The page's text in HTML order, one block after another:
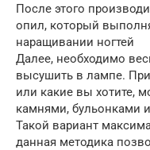
После этого
опил, который
наращивании ногтей
Далее, необходимо
высушить в лампе.
или какие вы хотите,
камнями, бульонками
Такой вариант
данная методика